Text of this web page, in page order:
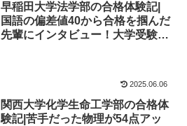
早稲田大学法学部の合格体験記|
国語の偏差値40から合格を掴んだ
先輩にインタビュー！大学受験予
2025.06.06
関西大学化学生命工学部の合格体
験記|苦手だった物理が54点アッ